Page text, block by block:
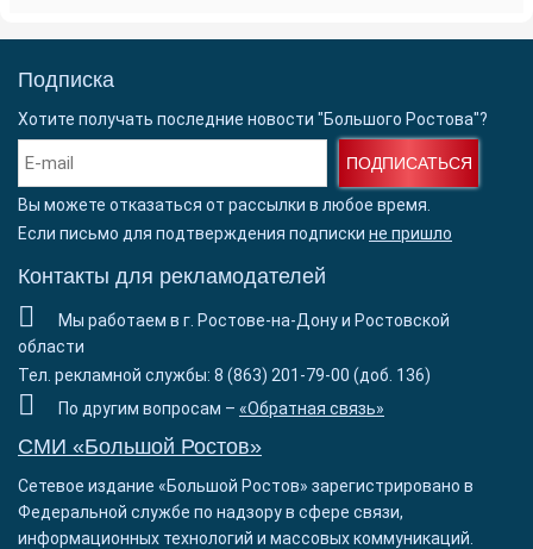
Подписка
Хотите получать последние новости "Большого Ростова"?
ПОДПИСАТЬСЯ
Вы можете отказаться от рассылки в любое время.
Если письмо для подтверждения подписки не пришло
Контакты для рекламодателей
Мы работаем в г. Ростове-на-Дону и Ростовской
области
Тел. рекламной службы: 8 (863) 201-79-00 (доб. 136)
По другим вопросам – «Обратная связь»
СМИ «Большой Ростов»
Сетевое издание «Большой Ростов» зарегистрировано в
Федеральной службе по надзору в сфере связи,
информационных технологий и массовых коммуникаций.